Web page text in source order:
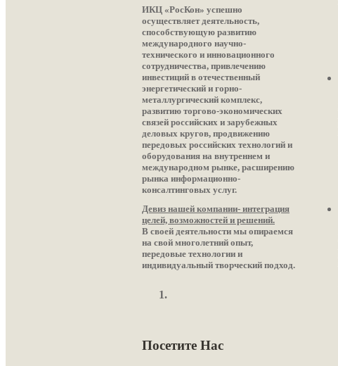
ИКЦ «РосКон» успешно
осуществляет деятельность,
способствующую развитию
международного научно-
технического и инновационного
сотрудничества, привлечению
инвестиций в отечественный
энергетический и горно-
металлургический комплекс,
развитию торгово-экономических
связей российских и зарубежных
деловых кругов, продвижению
передовых российских технологий и
оборудования на внутреннем и
международном рынке, расширению
рынка информационно-
консалтинговых услуг.
Девиз нашей компании- интеграция
целей, возможностей и решений.
В своей деятельности мы опираемся
на свой многолетний опыт,
передовые технологии и
индивидуальный творческий подход.
Посетите Нас